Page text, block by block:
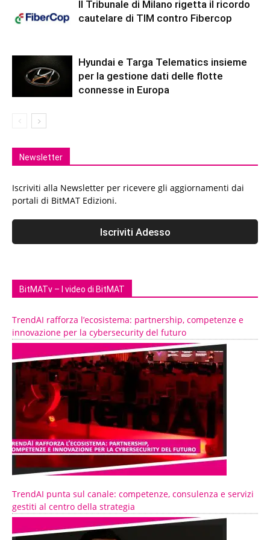
Il Tribunale di Milano rigetta il ricordo
cautelare di TIM contro Fibercop
Hyundai e Targa Telematics insieme
per la gestione dati delle flotte
connesse in Europa
Newsletter
Iscriviti alla Newsletter per ricevere gli aggiornamenti dai
portali di BitMAT Edizioni.
BitMATv – I video di BitMAT
TrendAI rafforza l’ecosistema: partnership, competenze e
innovazione per la cybersecurity del futuro
TrendAI punta sul canale: competenze, consulenza e servizi
gestiti al centro della strategia